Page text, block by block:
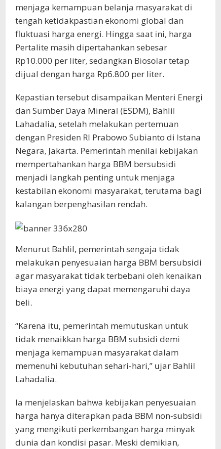
menjaga kemampuan belanja masyarakat di
tengah ketidakpastian ekonomi global dan
fluktuasi harga energi. Hingga saat ini, harga
Pertalite masih dipertahankan sebesar
Rp10.000 per liter, sedangkan Biosolar tetap
dijual dengan harga Rp6.800 per liter.
Kepastian tersebut disampaikan Menteri Energi
dan Sumber Daya Mineral (ESDM), Bahlil
Lahadalia, setelah melakukan pertemuan
dengan Presiden RI Prabowo Subianto di Istana
Negara, Jakarta. Pemerintah menilai kebijakan
mempertahankan harga BBM bersubsidi
menjadi langkah penting untuk menjaga
kestabilan ekonomi masyarakat, terutama bagi
kalangan berpenghasilan rendah.
Menurut Bahlil, pemerintah sengaja tidak
melakukan penyesuaian harga BBM bersubsidi
agar masyarakat tidak terbebani oleh kenaikan
biaya energi yang dapat memengaruhi daya
beli.
“Karena itu, pemerintah memutuskan untuk
tidak menaikkan harga BBM subsidi demi
menjaga kemampuan masyarakat dalam
memenuhi kebutuhan sehari-hari,” ujar Bahlil
Lahadalia.
Ia menjelaskan bahwa kebijakan penyesuaian
harga hanya diterapkan pada BBM non-subsidi
yang mengikuti perkembangan harga minyak
dunia dan kondisi pasar. Meski demikian,